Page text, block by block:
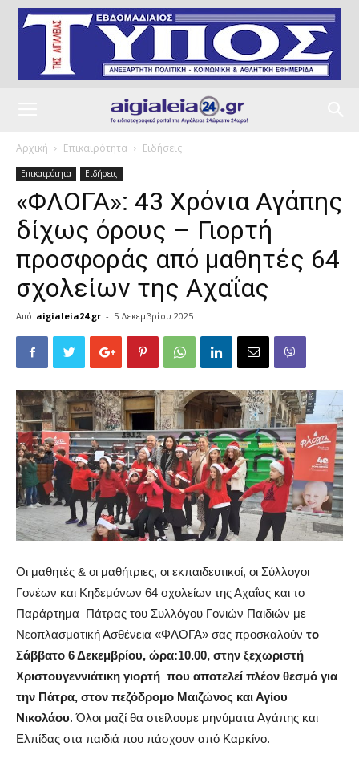
Αρχική Επικαιρότητα Ειδήσεις
Επικαιρότητα Ειδήσεις
«ΦΛΟΓΑ»: 43 Χρόνια Αγάπης
δίχως όρους – Γιορτή
προσφοράς από μαθητές 64
σχολείων της Αχαΐας
Από aigialeia24.gr - 5 Δεκεμβρίου 2025
Οι μαθητές & οι μαθήτριες, οι εκπαιδευτικοί, οι Σύλλογοι
Γονέων και Κηδεμόνων 64 σχολείων της Αχαΐας και το
Παράρτημα Πάτρας του Συλλόγου Γονιών Παιδιών με
ΝεοπλασματικήΑσθένεια «ΦΛΟΓΑ» σας προσκαλούν το
Σάββατο 6Δεκεμβρίου, ώρα:10.00, στην ξεχωριστή
Χριστουγεννιάτικη γιορτή που αποτελεί πλέον θεσμό για
την Πάτρα, στον πεζόδρομο Μαιζώνος και Αγίου
Νικολάου. Όλοι μαζί θα στείλουμε μηνύματα Αγάπης και
Ελπίδας στα παιδιά που πάσχουν από Καρκίνο.